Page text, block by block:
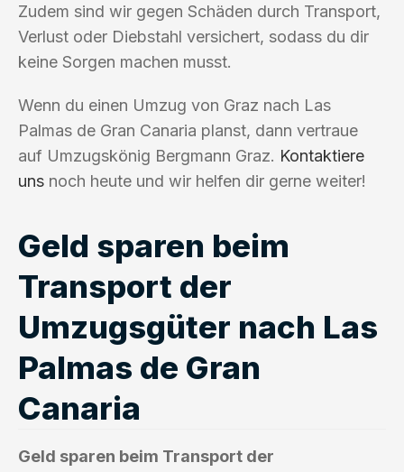
Zudem sind wir gegen Schäden durch Transport,
Verlust oder Diebstahl versichert, sodass du dir
keine Sorgen machen musst.
Wenn du einen Umzug von Graz nach Las
Palmas de Gran Canaria planst, dann vertraue
auf Umzugskönig Bergmann Graz. Kontaktiere
uns noch heute und wir helfen dir gerne weiter!
Geld sparen beim
Transport der
Umzugsgüter nach Las
Palmas de Gran
Canaria
Geld sparen beim Transport der